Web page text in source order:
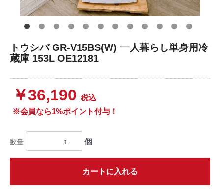
トウシバ GR-V15BS(W) 一人暮らし単身用冷
蔵庫 153L OE12181
￥36,190 税込
※会員なら1%ポイント付与！
数量 個
カートに入れる